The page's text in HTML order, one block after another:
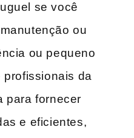
se você
ou
ou pequeno
profissionais da
para fornecer
e eficientes,